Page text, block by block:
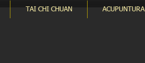
TAI CHI CHUAN ACUPUNTURA